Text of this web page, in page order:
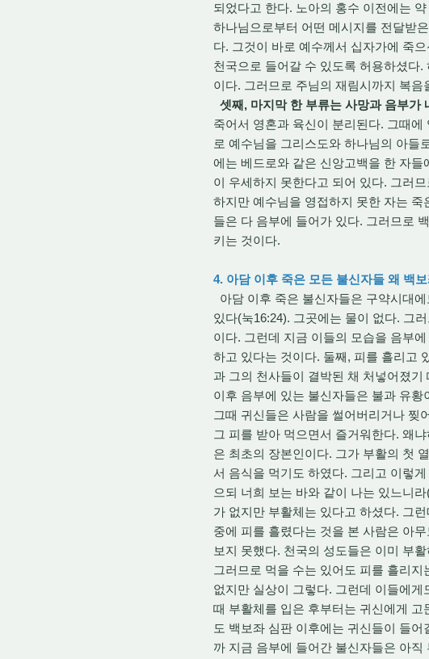
되었다고 한다. 노아의 홍수 이전에는
하나님으로부터 어떤 메시지를 전달받
다. 그것이 바로 예수께서 십자가에 죽
천국으로 들어갈 수 있도록 허용하셨다
이다. 그러므로 주님의 재림시까지 복
셋째, 마지막 한 부류는 사망과 음부가
죽어서 영혼과 육신이 분리된다. 그때
로 예수님을 그리스도와 하나님의 아들
에는 베드로와 같은 신앙고백을 한 자
이 우세하지 못한다고 되어 있다. 그러
하지만 예수님을 영접하지 못한 자는
들은 다 음부에 들어가 있다. 그러므로
키는 것이다.
4. 아담 이후 죽은 모든 불신자들 왜 백
아담 이후 죽은 불신자들은 구약시대
있다(눅16:24). 그곳에는 물이 없다. 그
이다. 그런데 지금 이들의 모습을 음부
하고 있다는 것이다. 둘째, 피를 흘리고
과 그의 천사들이 결박된 채 처넣어졌
이후 음부에 있는 불신자들은 불과 유
그때 귀신들은 사람을 썰어버리거나 찢
그 피를 받아 먹으면서 즐거워한다. 왜
은 최초의 장본인이다. 그가 부활의 첫
서 음식을 먹기도 하였다. 그리고 이렇
으되 너희 보는 바와 같이 나는 있느니
가 없지만 부활체는 있다고 하셨다. 그
중에 피를 흘렸다는 것을 본 사람은 아
보지 못했다. 천국의 성도들은 이미 부
그러므로 먹을 수는 있어도 피를 흘리
없지만 실상이 그렇다. 그런데 이들에
때 부활체를 입은 후부터는 귀신에게
도 백보좌 심판 이후에는 귀신들이 들
까 지금 음부에 들어간 불신자들은 아